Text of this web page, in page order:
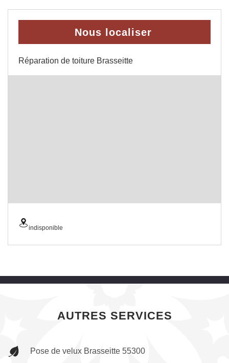
Nous localiser
Réparation de toiture Brasseitte
indisponible
AUTRES SERVICES
Pose de velux Brasseitte 55300